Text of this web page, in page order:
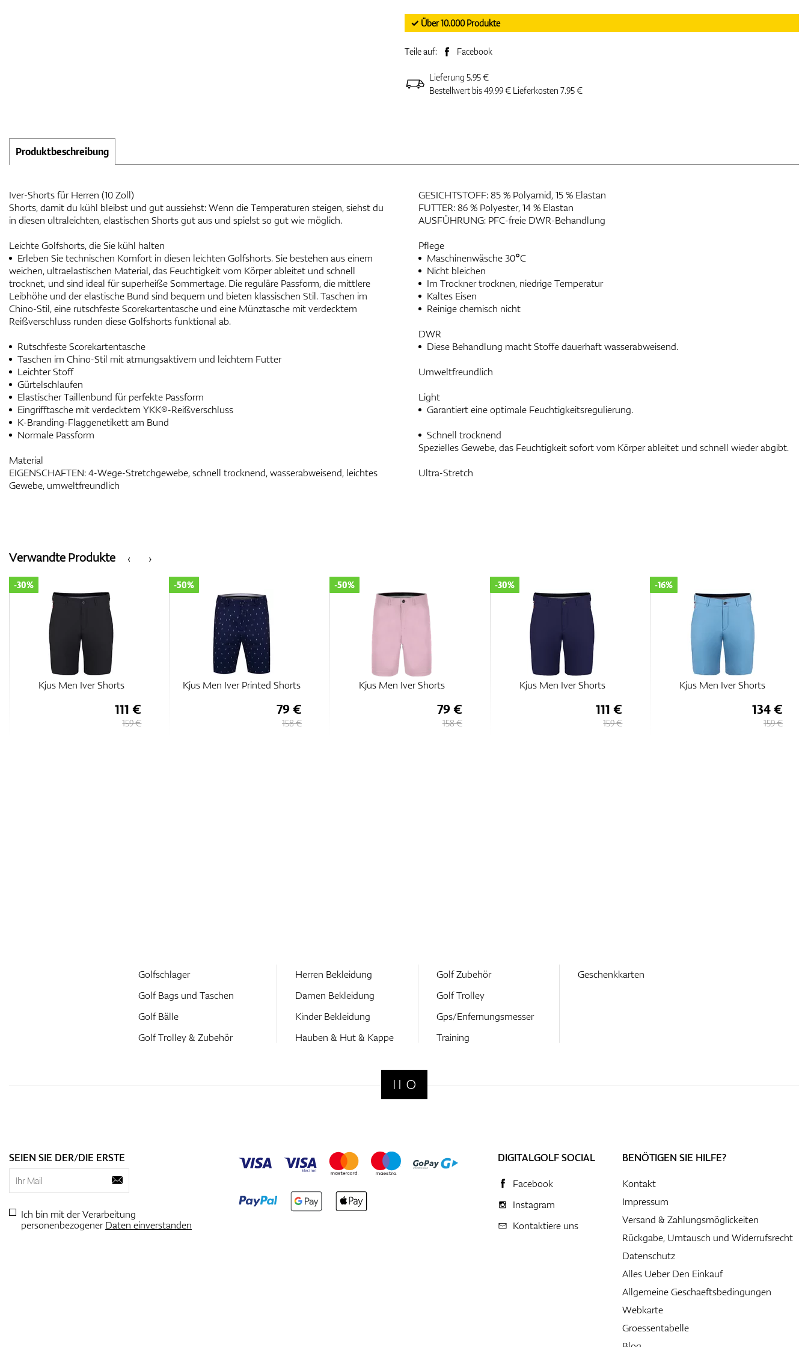
✓ Über 10.000 Produkte
Teile auf: Facebook
Lieferung 5.95 €
Bestellwert bis 49.99 € Lieferkosten 7.95 €
Produktbeschreibung
Iver-Shorts für Herren (10 Zoll)
Shorts, damit du kühl bleibst und gut aussiehst: Wenn die Temperaturen steigen, siehst du
in diesen ultraleichten, elastischen Shorts gut aus und spielst so gut wie möglich.
Leichte Golfshorts, die Sie kühl halten
Erleben Sie technischen Komfort in diesen leichten Golfshorts. Sie bestehen aus einem
weichen, ultraelastischen Material, das Feuchtigkeit vom Körper ableitet und schnell
trocknet, und sind ideal für superheiße Sommertage. Die reguläre Passform, die mittlere
Leibhöhe und der elastische Bund sind bequem und bieten klassischen Stil. Taschen im
Chino-Stil, eine rutschfeste Scorekartentasche und eine Münztasche mit verdecktem
Reißverschluss runden diese Golfshorts funktional ab.
Rutschfeste Scorekartentasche
Taschen im Chino-Stil mit atmungsaktivem und leichtem Futter
Leichter Stoff
Gürtelschlaufen
Elastischer Taillenbund für perfekte Passform
Eingrifftasche mit verdecktem YKK®-Reißverschluss
K-Branding-Flaggenetikett am Bund
Normale Passform
Material
EIGENSCHAFTEN: 4-Wege-Stretchgewebe, schnell trocknend, wasserabweisend, leichtes
Gewebe, umweltfreundlich
GESICHTSTOFF: 85 % Polyamid, 15 % Elastan
FUTTER: 86 % Polyester, 14 % Elastan
AUSFÜHRUNG: PFC-freie DWR-Behandlung
Pflege
Maschinenwäsche 30°C
Nicht bleichen
Im Trockner trocknen, niedrige Temperatur
Kaltes Eisen
Reinige chemisch nicht
DWR
Diese Behandlung macht Stoffe dauerhaft wasserabweisend.
Umweltfreundlich
Light
Garantiert eine optimale Feuchtigkeitsregulierung.
Schnell trocknend
Spezielles Gewebe, das Feuchtigkeit sofort vom Körper ableitet und schnell wieder abgibt.
Ultra-Stretch
‹
Verwandte Produkte ›
Kjus Men Iver Shorts
-30%
111 €
159 €
Kjus Men Iver Printed Shorts
-50%
79 €
158 €
Kjus Men Iver Shorts
-50%
79 €
158 €
Kjus Men Iver Shorts
-30%
111 €
159 €
Kjus Men Iver Shorts
-16%
134 €
159 €
Golfschlager
Golf Bags und Taschen
Golf Bälle
Golf Trolley & Zubehör
Herren Bekleidung
Damen Bekleidung
Kinder Bekleidung
Hauben & Hut & Kappe
Golf Zubehör
Golf Trolley
Gps/Enfernungsmesser
Training
Geschenkkarten
SEIEN SIE DER/DIE ERSTE
Ich bin mit der Verarbeitung
personenbezogenerDaten einverstanden
DIGITALGOLF SOCIAL
Facebook
Instagram
Kontaktiere uns
BENÖTIGEN SIE HILFE?
Kontakt
Impressum
Versand & Zahlungsmöglickeiten
Rückgabe, Umtausch und Widerrufsrecht
Datenschutz
Alles Ueber Den Einkauf
Allgemeine Geschaeftsbedingungen
Webkarte
Groessentabelle